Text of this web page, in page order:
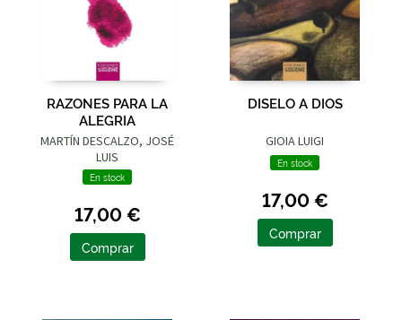
RAZONES PARA LA
ALEGRIA
MARTÍN DESCALZO, JOSÉ
LUIS
En stock
17,00 €
Comprar
DISELO A DIOS
GIOIA LUIGI
En stock
17,00 €
Comprar